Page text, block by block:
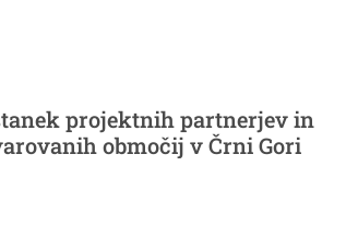
projektnih partnerjev in
območij v Črni Gori